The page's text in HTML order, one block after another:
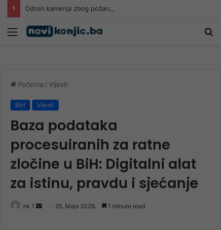
Meni
Početna / Vijesti
BiH Vijesti
Baza podataka
procesuiranih za ratne
zločine u BiH: Digitalni alat
za istinu, pravdu i sjećanje
nk 1
Send 25. Maja 2026. 1 minute read